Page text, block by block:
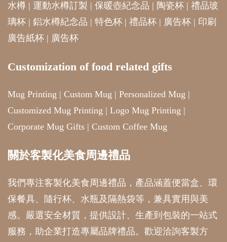
水樽 | 運動水樽訂製 | 保暖壺紀念品 | 陶瓷杯 | 禮品玻
璃杯 | 鋁水樽紀念品 | 特色杯 | 禮品杯 | 廣告杯 | 印刷
廣告紙杯 | 廣告杯
Customization of food related gifts
Mug Printing | Custom Mug | Personalized Mug |
Customized Mug Printing | Logo Mug Printing |
Corporate Mug Gifts | Custom Coffee Mug
關於客製化美食周邊禮品
我們專注客製化美食周邊禮品，產品涵蓋便當盒、環
保餐具、隨行杯、水瓶及隔熱袋等，兼具實用與美
感。嚴選安全材質，提供設計、生產到包裝的一站式
服務，助企業打造專屬品牌禮品。歡迎洽詢客製方